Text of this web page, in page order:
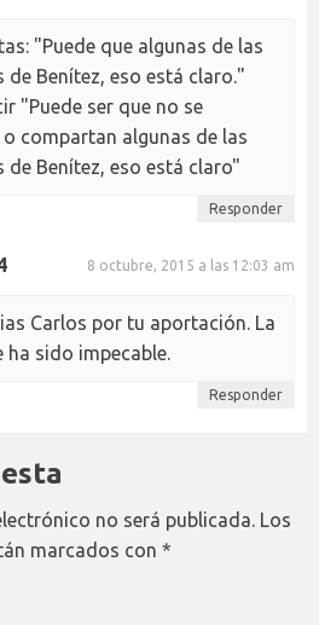
"Puede que algunas de las
de Benítez, eso está claro."
"Puede ser que no se
compartan algunas de las
de Benítez, eso está claro"
Responder
8 octubre, 2015 a las 12:03 am
Carlos por tu aportación. La
ha sido impecable.
Responder
no será publicada. Los
marcados con *